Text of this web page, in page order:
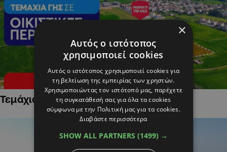
Τεμάχια Γης σε Οικιστικές Περιοχές
×
Αυτός ο ιστότοπος
χρησιμοποιεί cookies
Αυτός ο ιστότοπος χρησιμοποιεί cookies για
τη βελτίωση της εμπειρίας των χρηστών.
Χρησιμοποιώντας τον ιστότοπό μας, παρέχετε
τη συγκατάθεσή σας για όλα τα cookies
σύμφωνα με την Πολιτική μας για τα cookies.
Διαβάστε περισσότερα
SHOW ALL PARTNERS (1499) →